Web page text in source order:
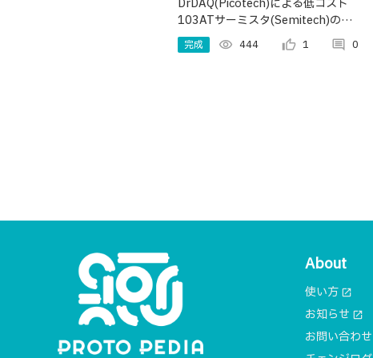
DrDAQ(Picotech)による低コスト
103ATサーミスタ(Semitech)の校
正（両製品は秋月電子から購入可
能）
完成 visibility 444 thumb_up_alt 1 comment 0
About
使い方 open_in_new
お知らせ open_in_new
お問い合わせ